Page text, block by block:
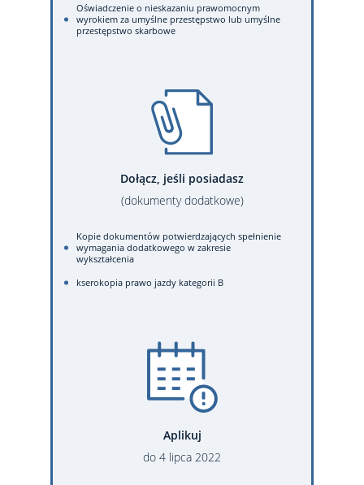
Oświadczenie o nieskazaniu prawomocnym
wyrokiem za umyślne przestępstwo lub umyślne
przestępstwo skarbowe
Dołącz, jeśli posiadasz
(dokumenty dodatkowe)
Kopie dokumentów potwierdzających spełnienie
wymagania dodatkowego w zakresie
wykształcenia
kserokopia prawo jazdy kategorii B
Aplikuj
do 4 lipca 2022